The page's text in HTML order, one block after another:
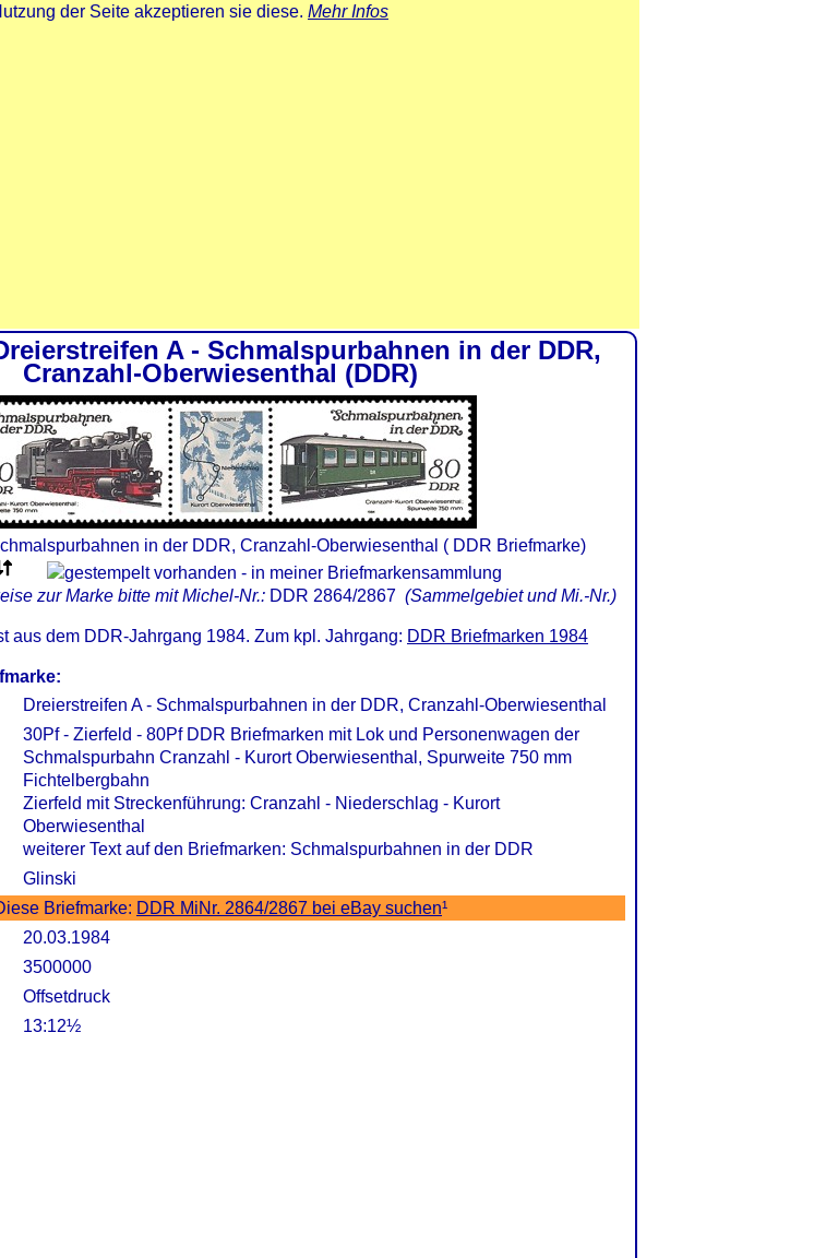
der Seite akzeptieren sie diese. Mehr Infos
A - Schmalspurbahnen in der DDR,
Cranzahl-Oberwiesenthal (DDR)
in der DDR, Cranzahl-Oberwiesenthal ( DDR Briefmarke)
zur Marke bitte mit Michel-Nr.: DDR 2864/2867(Sammelgebiet und Mi.-Nr.)
aus dem DDR-Jahrgang 1984. Zum kpl. Jahrgang: DDR Briefmarken 1984
Dreierstreifen A - Schmalspurbahnen in der DDR, Cranzahl-Oberwiesenthal
30Pf - Zierfeld - 80Pf DDR Briefmarken mit Lok und Personenwagen der
Schmalspurbahn Cranzahl - Kurort Oberwiesenthal, Spurweite 750 mm
Fichtelbergbahn
Zierfeld mit Streckenführung: Cranzahl - Niederschlag - Kurort
Oberwiesenthal
weiterer Text auf den Briefmarken: Schmalspurbahnen in der DDR
Glinski
Briefmarke: DDR MiNr. 2864/2867 bei eBay suchen¹
20.03.1984
3500000
Offsetdruck
13:12½